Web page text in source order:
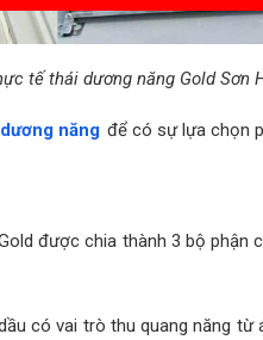
tế thái dương năng Gold Sơn
năng để có sự lựa chọn
được chia thành 3 bộ phận
có vai trò thu quang năng